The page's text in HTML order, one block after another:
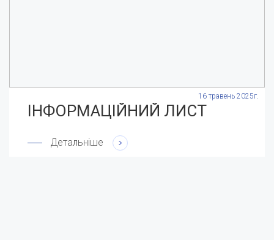
16 травень 2025г.
ІНФОРМАЦІЙНИЙ ЛИСТ
Детальніше